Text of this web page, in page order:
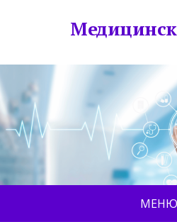
МЕНЮ